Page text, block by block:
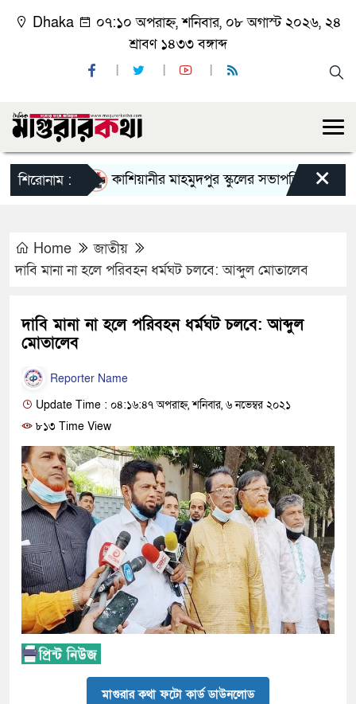
Dhaka
০৭:১০ অপরাহ্ন, শনিবার, ০৮ অগাস্ট ২০২৬, ২৪
শ্রাবণ ১৪৩৩ বঙ্গাব্দ
শিরোনাম : কাশিয়ানীর মাহমুদপুর স্কুলের সভাপতি হলেন গোবিন্দ
×
Home
জাতীয়
দাবি মানা না হলে পরিবহন ধর্মঘট চলবে: আব্দুল মোতালেব
দাবি মানা না হলে পরিবহন ধর্মঘট চলবে: আব্দুল
মোতালেব
Reporter Name
Update Time : ০৪:১৬:৪৭ অপরাহ্ন, শনিবার, ৬ নভেম্বর ২০২১
৮১৩ Time View
মাগুরার কথা ফটো কার্ড ডাউনলোড